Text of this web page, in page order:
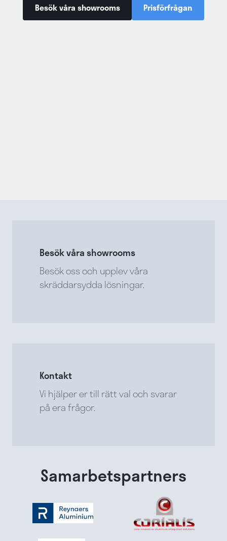
Besök våra showrooms Prisförfrågan
Besök våra showrooms
Besök oss och upplev våra
skräddarsydda lösningar.
Kontakt
Vi hjälper er till rätt val och svarar
på era frågor.
Samarbetspartners